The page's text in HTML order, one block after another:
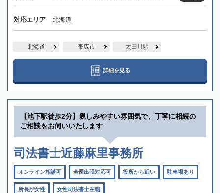
対応エリア 北海道
北海道 帯広市 太田川駅
詳細を見る
【池下駅徒歩2分】親しみやすい雰囲気で、丁寧に相続の
ご相談をお伺いいたします
司法書士近藤麻里事務所
オンライン相談可 全国出張対応可 役所から近い 駐車場あり
所長が女性 女性司法書士在籍